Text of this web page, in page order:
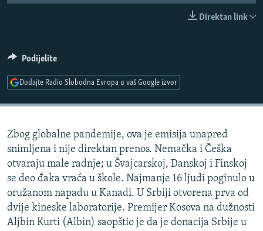
SPECIJALI RSE
VIŠE OD NASLOVA
TV LIBERTY
POST SCRIPTUM
MOJA EVROPA
TRI DECENIJE OD RATA U BIH
SVE KARTE DEJTONA
PRATITE NAS
Sve RFE/RL stranice
Direktan link
Podijelite
Dodajte Radio Slobodna Evropa u vaš Google izvor
Zbog globalne pandemije, ova je emisija unapred
snimljena i nije direktan prenos. Nemačka i Češka
otvaraju male radnje; u Švajcarskoj, Danskoj i Finskoj
se deo đaka vraća u škole. Najmanje 16 ljudi poginulo u
oružanom napadu u Kanadi. U Srbiji otvorena prva od
dvije kineske laboratorije. Premijer Kosova na dužnosti
Aljbin Kurti (Albin) saopštio je da je donacija Srbije u